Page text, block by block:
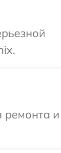
ремонта и